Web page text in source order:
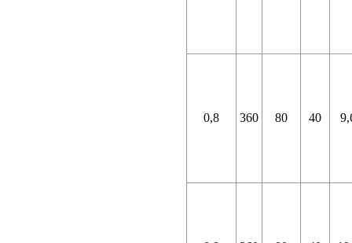
0,8 360 80 40